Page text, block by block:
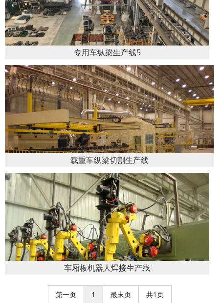
专用车纵梁生产线5
载重车纵梁切割生产线
车厢板机器人焊接生产线
第一页 1 最末页 共1页